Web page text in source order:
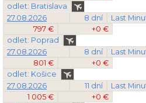
odlet: Bratislava
27.08.2026
8 dní
Last
797 €
+0 €
odlet: Poprad
27.08.2026
8 dní
Last
801 €
+0 €
odlet: Košice
27.08.2026
11 dní
Last
1 005 €
+0 €